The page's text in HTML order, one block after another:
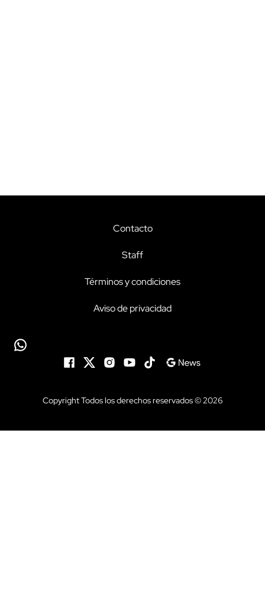
Contacto
Staff
Términos y condiciones
Aviso de privacidad
Copyright Todos los derechos reservados © 2026